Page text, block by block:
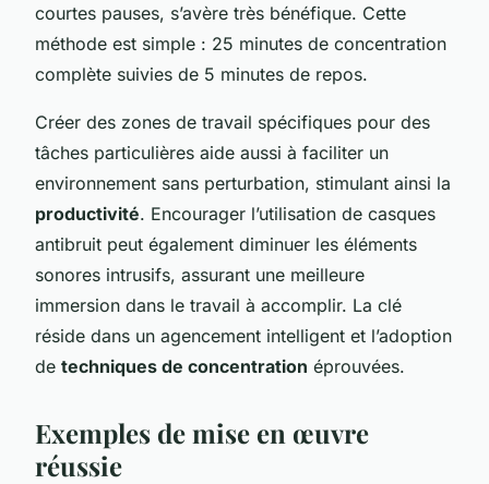
courtes pauses, s’avère très bénéfique. Cette
méthode est simple : 25 minutes de concentration
complète suivies de 5 minutes de repos.
Créer des zones de travail spécifiques pour des
tâches particulières aide aussi à faciliter un
environnement sans perturbation, stimulant ainsi la
productivité. Encourager l’utilisation de casques
antibruit peut également diminuer les éléments
sonores intrusifs, assurant une meilleure
immersion dans le travail à accomplir. La clé
réside dans un agencement intelligent et l’adoption
de techniques de concentration éprouvées.
Exemples de mise en œuvre
réussie